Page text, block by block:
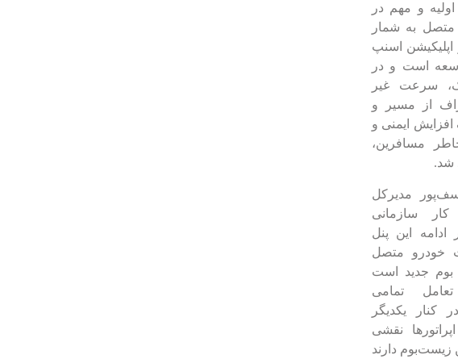
و مهم در
متصل به شمار
اسنپ
است و در
سرعت غیر
از مسیر و
ایمنی و
مسافرین،
شد.
مدیرکل
سازمانی
ادامه این پنل
خودرو متصل
جدید است
تمامی
کنار یکدیگر
نقشی
زیست‌بوم دارند